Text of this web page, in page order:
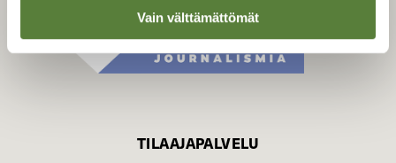
Vain välttämättömät
TILAAJAPALVELU